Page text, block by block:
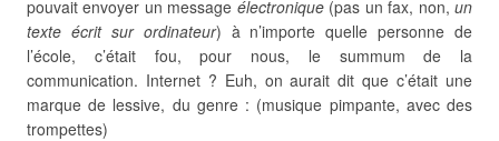
pouvait envoyer un message électronique(pas un fax, non,un
texte écrit sur ordinateur) à n’importe quelle personne de
l’école, c’était fou, pour nous, le summum de la
communication. Internet ? Euh, on aurait dit que c’était une
marque de lessive, du genre : (musique pimpante, avec des
trompettes)